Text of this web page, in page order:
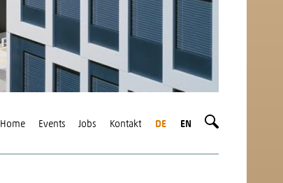
DE EN
Home Events Jobs Kontakt